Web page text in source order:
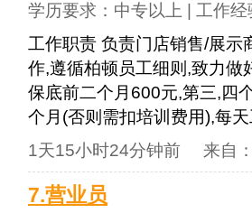
学历要求： 中专以上 | 工作
工作职责 负责门店销售/展示
作,遵循柏顿员工细则,致力做
保底前二个月600元,第三,四
个月(否则需扣培训费用),每
1天15小时24分钟前 来自
7.营业员